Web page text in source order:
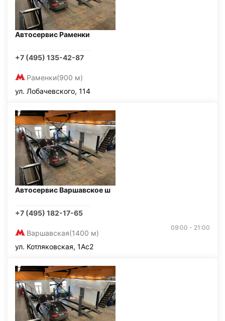
Автосервис Раменки
+7 (495) 135-42-87
Раменки(900 м)
ул. Лобачевского, 114
Автосервис Варшавское ш
+7 (495) 182-17-65
Варшавская(1400 м)
09:00 - 21:00
ул. Котляковская, 1Ас2